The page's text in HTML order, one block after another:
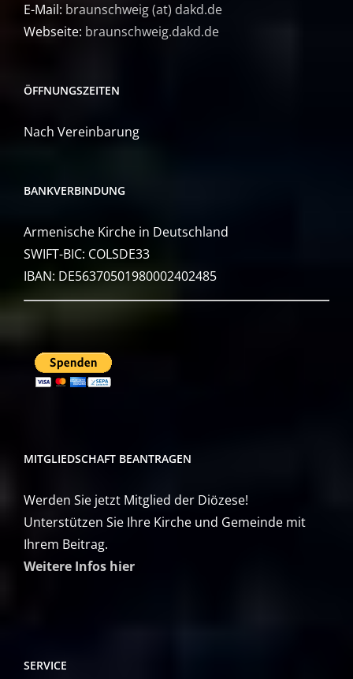
E-Mail: braunschweig (at) dakd.de
Webseite: braunschweig.dakd.de
ÖFFNUNGSZEITEN
Nach Vereinbarung
BANKVERBINDUNG
Armenische Kirche in Deutschland
SWIFT-BIC: COLSDE33
IBAN: DE56370501980002402485
MITGLIEDSCHAFT BEANTRAGEN
Werden Sie jetzt Mitglied der Diözese!
Unterstützen Sie Ihre Kirche und Gemeinde mit
Ihrem Beitrag.
Weitere Infos hier
SERVICE